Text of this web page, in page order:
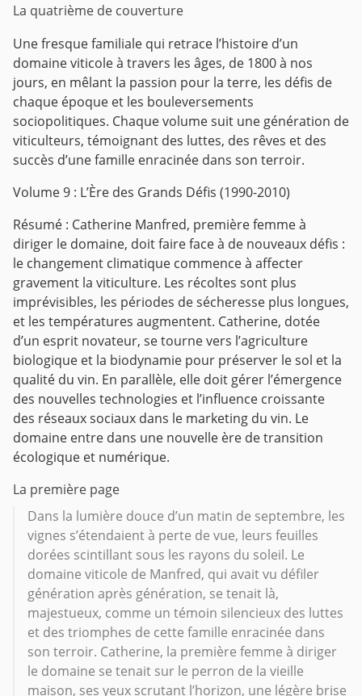
La quatrième de couverture
Une fresque familiale qui retrace l’histoire d’un
domaine viticole à travers les âges, de 1800 à nos
jours, en mêlant la passion pour la terre, les défis de
chaque époque et les bouleversements
sociopolitiques. Chaque volume suit une génération de
viticulteurs, témoignant des luttes, des rêves et des
succès d’une famille enracinée dans son terroir.
Volume 9 : L’Ère des Grands Défis (1990-2010)
Résumé : Catherine Manfred, première femme à
diriger le domaine, doit faire face à de nouveaux défis :
le changement climatique commence à affecter
gravement la viticulture. Les récoltes sont plus
imprévisibles, les périodes de sécheresse plus longues,
et les températures augmentent. Catherine, dotée
d’un esprit novateur, se tourne vers l’agriculture
biologique et la biodynamie pour préserver le sol et la
qualité du vin. En parallèle, elle doit gérer l’émergence
des nouvelles technologies et l’influence croissante
des réseaux sociaux dans le marketing du vin. Le
domaine entre dans une nouvelle ère de transition
écologique et numérique.
La première page
Dans la lumière douce d’un matin de septembre, les
vignes s’étendaient à perte de vue, leurs feuilles
dorées scintillant sous les rayons du soleil. Le
domaine viticole de Manfred, qui avait vu défiler
génération après génération, se tenait là,
majestueux, comme un témoin silencieux des luttes
et des triomphes de cette famille enracinée dans
son terroir. Catherine, la première femme à diriger
le domaine se tenait sur le perron de la vieille
maison, ses yeux scrutant l’horizon, une légère brise